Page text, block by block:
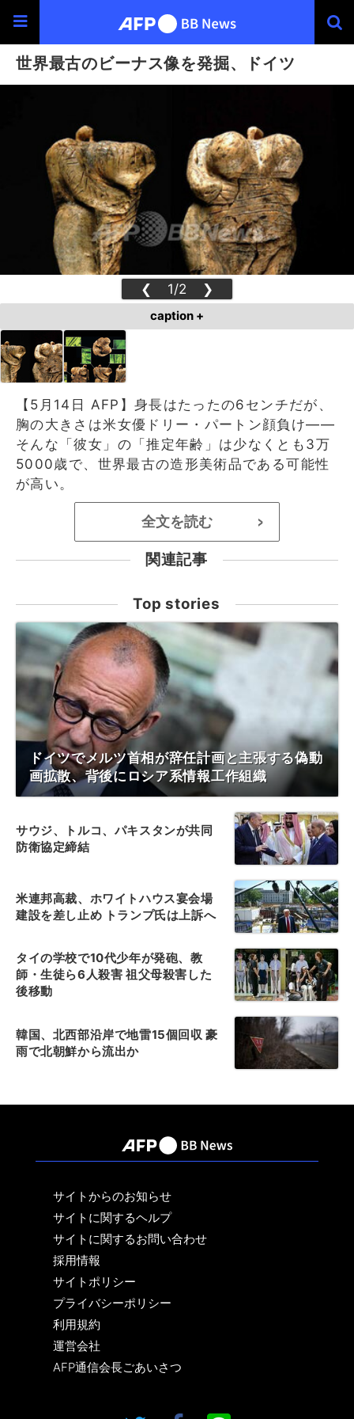
世界最古のビーナス像を発掘、ドイツ
❮ 1/2 ❯
caption +
【5月14日 AFP】身長はたったの6センチだが、
胸の大きさは米女優ドリー・パートン顔負け――
そんな「彼女」の「推定年齢」は少なくとも3万
5000歳で、世界最古の造形美術品である可能性
が高い。
全文を読む >
関連記事
Top stories
ドイツでメルツ首相が辞任計画と主張する偽動
画拡散、背後にロシア系情報工作組織
サウジ、トルコ、パキスタンが共同
防衛協定締結
米連邦高裁、ホワイトハウス宴会場
建設を差し止め トランプ氏は上訴へ
タイの学校で10代少年が発砲、教
師・生徒ら6人殺害 祖父母殺害した
後移動
韓国、北西部沿岸で地雷15個回収 豪
雨で北朝鮮から流出か
サイトからのお知らせ
サイトに関するヘルプ
サイトに関するお問い合わせ
採用情報
サイトポリシー
プライバシーポリシー
利用規約
運営会社
AFP通信会長ごあいさつ